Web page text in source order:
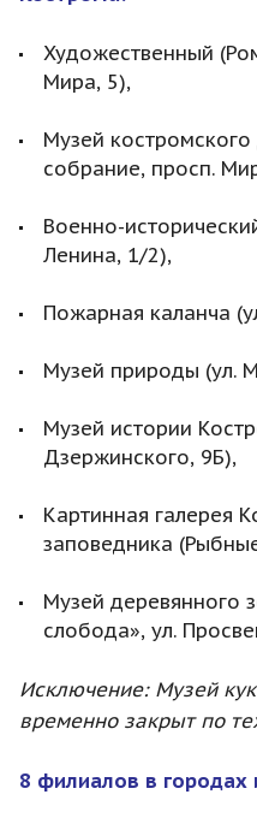
Художественный
Мира, 5),
Музей
собрание, просп.
Военно-
Ленина, 1/2),
Пожарная каланча
Музей природы (ул.
Музей истории
Дзержинского, 9Б),
Картинная галерея
заповедника
Музей деревянного
слобода», ул.
Исключение: Музей
временно закрыт по
8 филиалов в городах